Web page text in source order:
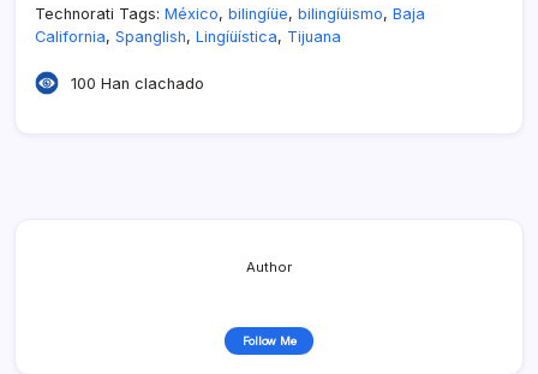
Technorati Tags: México, bilingíüe, bilingíüismo, Baja
California, Spanglish, Lingíüí­stica, Tijuana
100 Han clachado
Author
Follow Me